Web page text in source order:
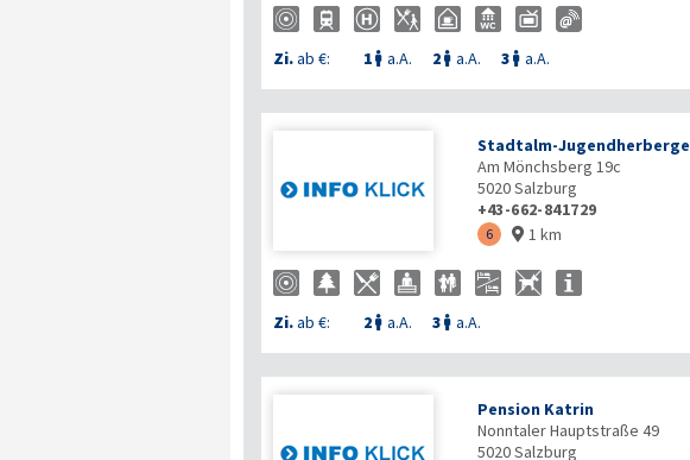
Zi.ab €: 1  a.A. 2  a.A. 3  a.A.
Stadtalm-Jugendherberge
Am Mönchsberg 19c
5020Salzburg
+43-662-841729
6  1 km
Zi.ab €: 2  a.A. 3  a.A.
Pension Katrin
Nonntaler Hauptstraße 49
5020Salzburg